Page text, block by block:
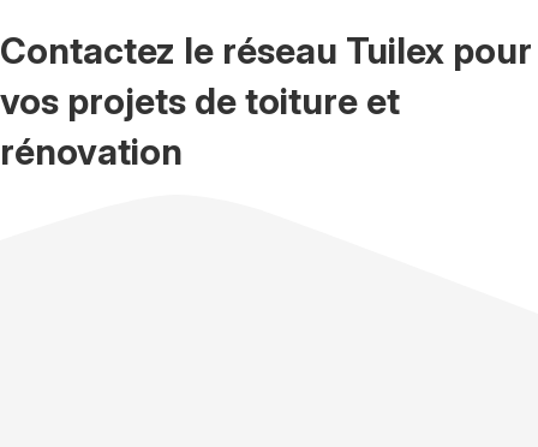
Contactez le réseau Tuilex pour
vos projets de toiture et
rénovation